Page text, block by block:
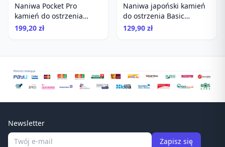
Naniwa Pocket Pro
kamień do ostrzenia
#3000
199,20 zł
Naniwa japoński kamień
do ostrzenia Basic
Combination Stone
129,90 zł
Newsletter
Zapisz się